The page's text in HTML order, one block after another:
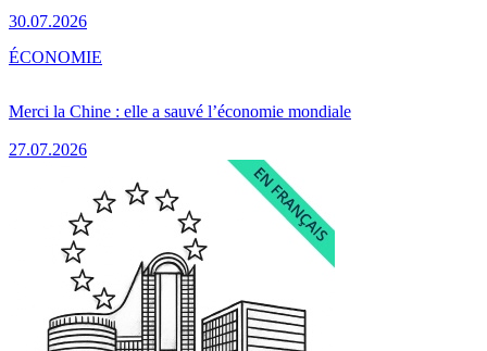
30.07.2026
Merci la Chine : elle a sauvé l’économie mondiale
27.07.2026
ÉCONOMIE